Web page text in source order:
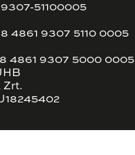
51100005
4861 9307 5110 0005
4861 9307 5000 0005
Zrt.